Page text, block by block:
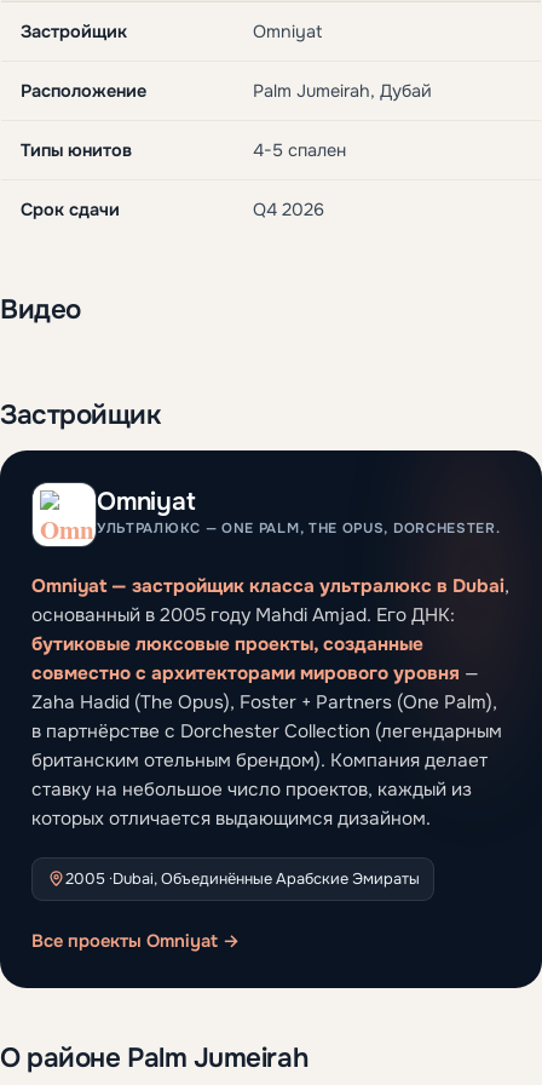
Застройщик Omniyat
Расположение Palm Jumeirah, Дубай
Типы юнитов 4-5 спален
Срок сдачи Q4 2026
Видео
Застройщик
Omniyat
УЛЬТРАЛЮКС — ONE PALM, THE OPUS, DORCHESTER.
Omniyat — застройщик класса ультралюкс в Dubai,
основанный в 2005 году Mahdi Amjad. Его ДНК:
бутиковые люксовые проекты, созданные
совместно с архитекторами мирового уровня —
Zaha Hadid (The Opus), Foster + Partners (One Palm),
в партнёрстве с Dorchester Collection (легендарным
британским отельным брендом). Компания делает
ставку на небольшое число проектов, каждый из
которых отличается выдающимся дизайном.
2005 ·Dubai, Объединённые Арабские Эмираты
Все проекты Omniyat →
О районе Palm Jumeirah